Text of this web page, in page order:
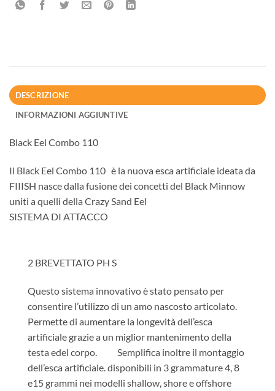
DESCRIZIONE
INFORMAZIONI AGGIUNTIVE
Black Eel Combo 110
Il Black Eel Combo 110 è la nuova esca artificiale ideata da
FIIISH nasce dalla fusione dei concetti del Black Minnow
uniti a quelli della Crazy Sand Eel
SISTEMA DI ATTACCO
2 BREVETTATO PH S
Questo sistema innovativo è stato pensato per
consentire l’utilizzo di un amo nascosto articolato.
Permette di aumentare la longevità dell’esca
artificiale grazie a un miglior mantenimento della
testa edel corpo. Semplifica inoltre il montaggio
dell’esca artificiale. disponibili in 3 grammature 4, 8
e15 grammi nei modelli shallow, shore e offshore